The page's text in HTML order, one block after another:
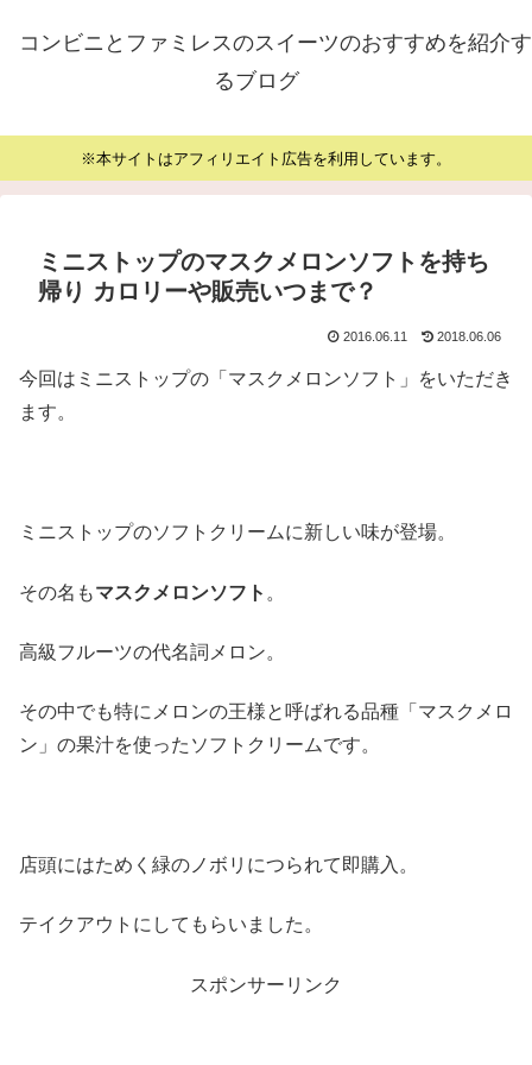
コンビニとファミレスのスイーツのおすすめを紹介す
るブログ
※本サイトはアフィリエイト広告を利用しています。
ミニストップのマスクメロンソフトを持ち
帰り カロリーや販売いつまで？
2016.06.11 2018.06.06
今回はミニストップの「マスクメロンソフト」をいただき
ます。
ミニストップのソフトクリームに新しい味が登場。
その名もマスクメロンソフト 。
高級フルーツの代名詞メロン。
その中でも特にメロンの王様と呼ばれる品種「マスクメロ
ン」の果汁を使ったソフトクリームです。
店頭にはためく緑のノボリにつられて即購入。
テイクアウトにしてもらいました。
スポンサーリンク